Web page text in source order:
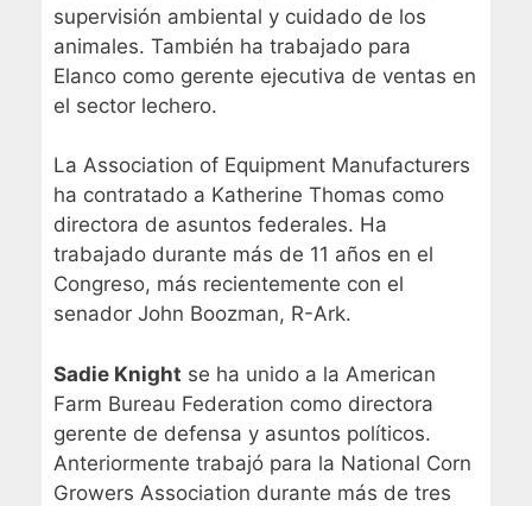
supervisión ambiental y cuidado de los
animales. También ha trabajado para
Elanco como gerente ejecutiva de ventas en
el sector lechero.
La Association of Equipment Manufacturers
ha contratado a Katherine Thomas como
directora de asuntos federales. Ha
trabajado durante más de 11 años en el
Congreso, más recientemente con el
senador John Boozman, R-Ark.
Sadie Knight se ha unido a la American
Farm Bureau Federation como directora
gerente de defensa y asuntos políticos.
Anteriormente trabajó para la National Corn
Growers Association durante más de tres